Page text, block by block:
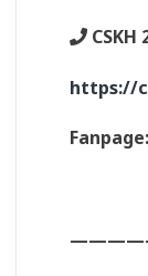
CSKH
https://
Fanpage: